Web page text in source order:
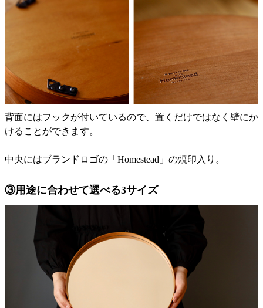
背面にはフックが付いているので、置くだけではなく壁にか
けることができます。
中央にはブランドロゴの「Homestead」の焼印入り。
③用途に合わせて選べる3サイズ